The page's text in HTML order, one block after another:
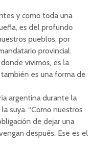
y como toda una
es del profundo
pueblos, por
provincial.
vivimos, es la
es una forma de
argentina durante la
suya. “Como nuestros
de dejar una
después. Ese es el